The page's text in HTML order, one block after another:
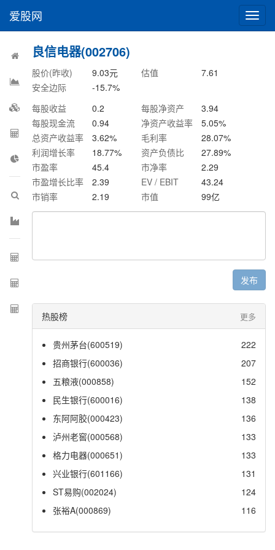
切
换
爱股网
良信电器(002706)
股价(昨收) 9.03元 估值
7.61
安全边际
-15.7%
每股收益
0.2 每股净资产
3.94
每股现金流
0.94 净资产收益率 5.05%
总资产收益率
3.62% 毛利率 28.07%
利润增长率
18.77% 资产负债比 27.89%
市盈率
45.4 市净率
2.29
市盈增长比率
2.39 EV / EBIT
43.24
市销率
2.19 市值 99亿
发布
热股榜 更多
贵州茅台(600519)
222
招商银行(600036)
207
五粮液(000858)
152
民生银行(600016)
138
东阿阿胶(000423)
136
泸州老窖(000568)
133
格力电器(000651)
133
兴业银行(601166)
131
ST易购(002024)
124
张裕A(000869)
116